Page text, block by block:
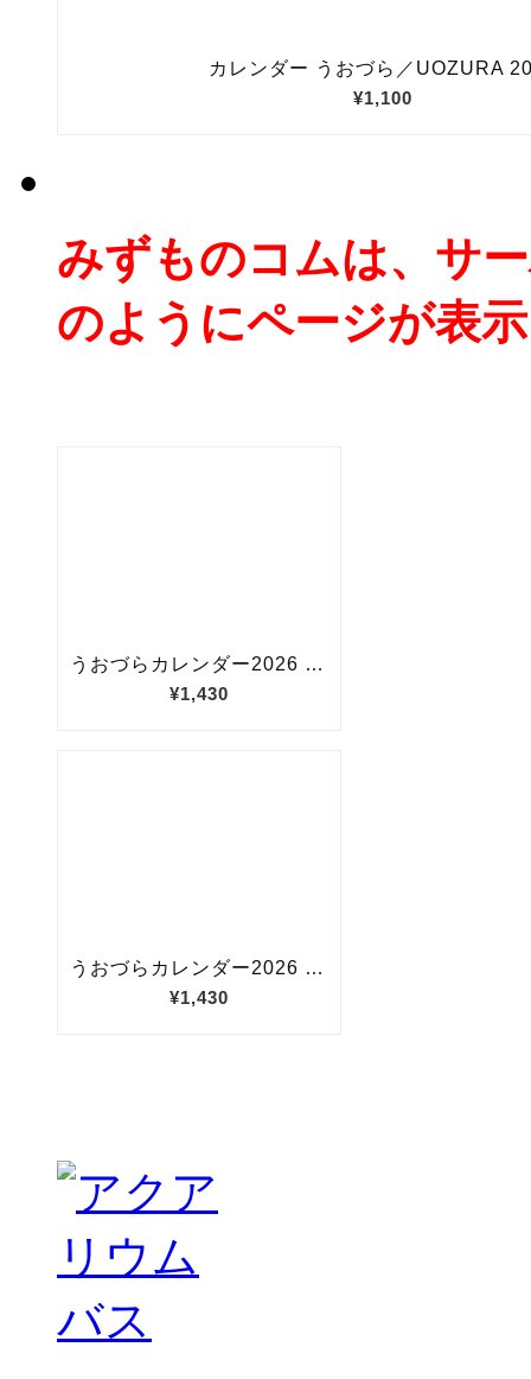
みずものコムは、サ
のようにページが表